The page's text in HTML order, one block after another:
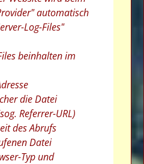
automatisch
Log-Files"
beinhalten im
die Datei
Referrer-URL)
des Abrufs
Datei
Typ und